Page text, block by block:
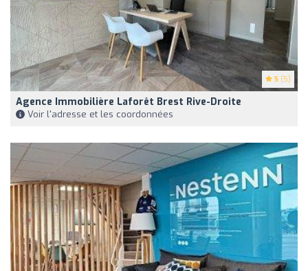
5 (5)
Agence Immobilière Laforêt Brest Rive-Droite
Voir l'adresse et les coordonnées